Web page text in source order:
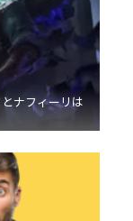
ナフィーリは